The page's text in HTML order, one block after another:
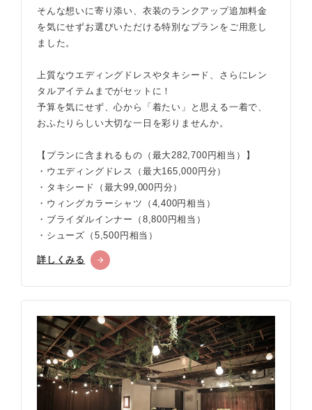
そんな想いに寄り添い、衣装のランクアップ追加料金
を気にせずお選びいただける特別なプランをご用意し
ました。
上質なウエディングドレスやタキシード、さらにレン
タルアイテムまでがセットに！
予算を気にせず、心から「着たい」と思える一着で、
おふたりらしい大切な一日を彩りませんか。
【プランに含まれるもの（最大282,700円相当）】
・ウエディングドレス（最大165,000円分）
・タキシード（最大99,000円分）
・ウィングカラーシャツ（4,400円相当）
・ブライダルインナー（8,800円相当）
・シューズ（5,500円相当）
詳しくみる